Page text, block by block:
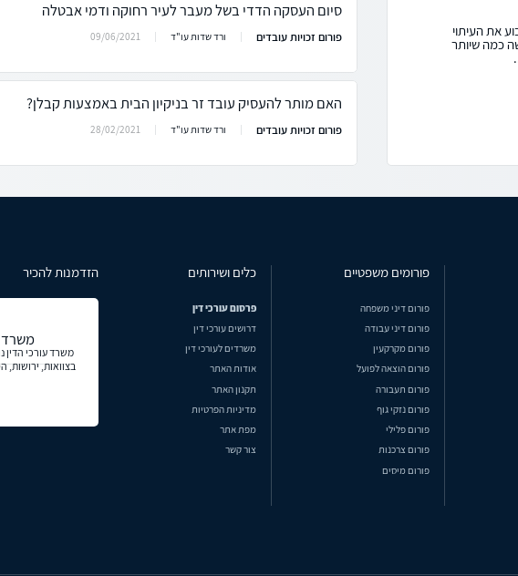
את העיתוי
כמה שיותר
סיום העסקה הדדי בשל מעבר לעיר רחוקה ודמי אבטלה
פורום זכויות עובדים ורד שדות עו"ד 09/06/2021
האם מותר להעסיק עובד זר בניקיון הבית באמצעות קבלן?
פורום זכויות עובדים ורד שדות עו"ד 28/02/2021
פורומים משפטיים
פורום דיני משפחה
פורום דיני עבודה
פורום מקרקעין
פורום הוצאה לפועל
פורום תעבורה
פורום נזקי גוף
פורום פלילי
פורום צרכנות
פורום מיסים
כלים ושירותים
פרסום עורכי דין
דרושים עורכי דין
משרדים לעורכי דין
אודות האתר
תקנון האתר
מדיניות הפרטיות
מפת אתר
צור קשר
הזדמנות להכיר
משרד
משרד עורכי הדין
בצוואות, ירושות,